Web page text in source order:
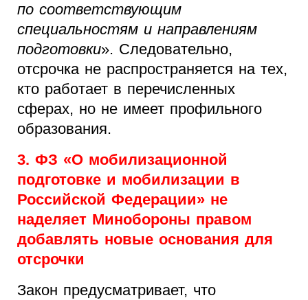
по соответствующим
специальностям и направлениям
подготовки». Следовательно,
отсрочка не распространяется на тех,
кто работает в перечисленных
сферах, но не имеет профильного
образования.
3. ФЗ «О мобилизационной
подготовке и мобилизации в
Российской Федерации» не
наделяет Минобороны правом
добавлять новые основания для
отсрочки
Закон предусматривает, что